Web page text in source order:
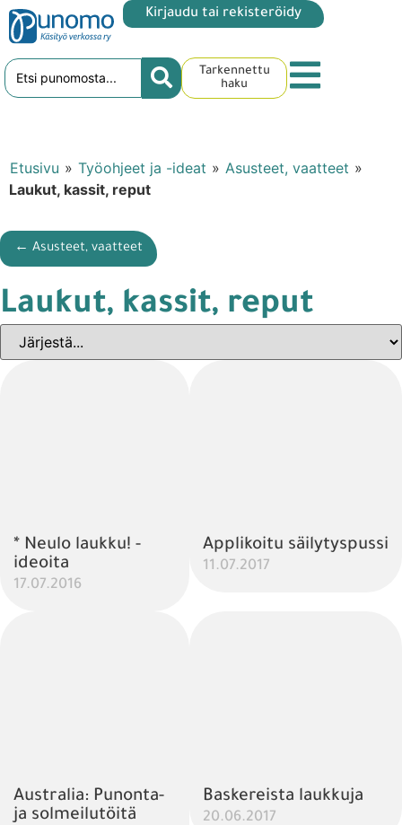
Kirjaudu tai rekisteröidy
Tarkennettu
haku
Etusivu » Työohjeet ja -ideat » Asusteet, vaatteet »
Laukut, kassit, reput
← Asusteet, vaatteet
Laukut, kassit, reput
* Neulo laukku! -
ideoita
17.07.2016
Applikoitu säilytyspussi
11.07.2017
Australia: Punonta-
ja solmeilutöitä
Baskereista laukkuja
20.06.2017